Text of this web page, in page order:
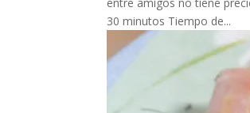
entre amigos no tiene
30 minutos Tiempo de...